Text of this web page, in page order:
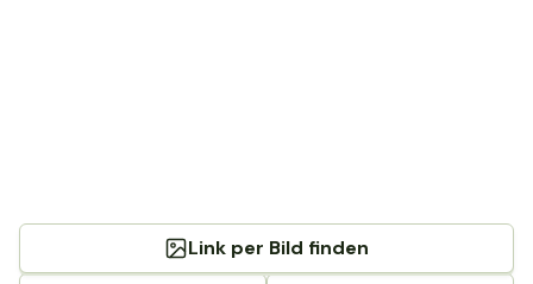
Link per Bild finden